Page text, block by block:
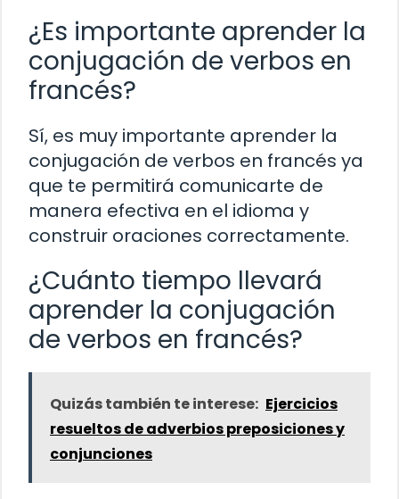
¿Es importante aprender la
conjugación de verbos en
francés?
Sí, es muy importante aprender la
conjugación de verbos en francés ya
que te permitirá comunicarte de
manera efectiva en el idioma y
construir oraciones correctamente.
¿Cuánto tiempo llevará
aprender la conjugación
de verbos en francés?
Quizás también te interese: Ejercicios
resueltos de adverbios preposiciones y
conjunciones